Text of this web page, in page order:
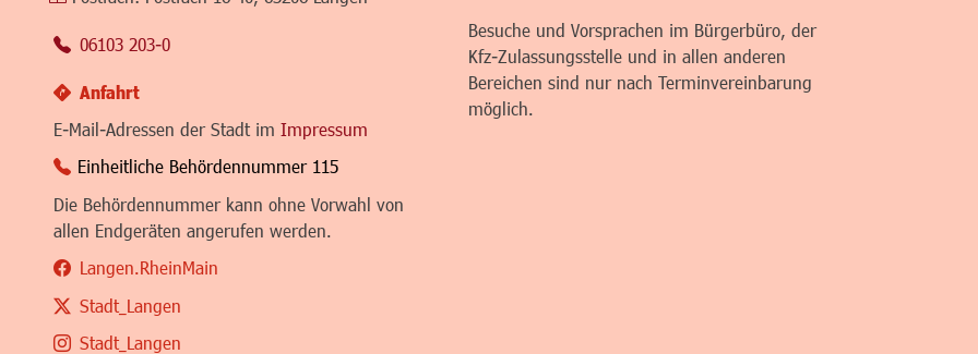
06103 203-0
Anfahrt
E-Mail-Adressen der Stadt im Impressum
Einheitliche Behördennummer 115
Die Behördennummer kann ohne Vorwahl von
allen Endgeräten angerufen werden.
Langen.RheinMain
Stadt_Langen
Stadt_Langen
Besuche und Vorsprachen im Bürgerbüro, der
Kfz-Zulassungsstelle und in allen anderen
Bereichen sind nur nach Terminvereinbarung
möglich.